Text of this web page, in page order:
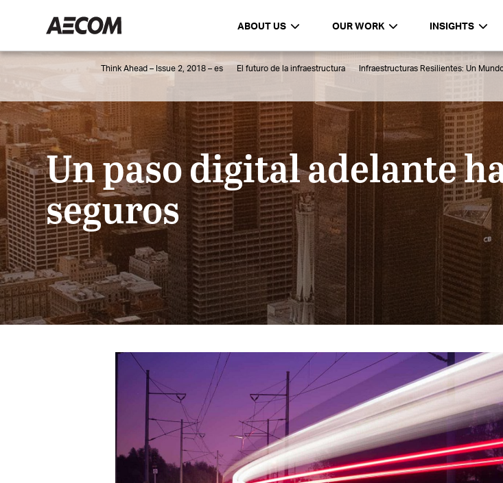
ABOUT US OUR WORK INSIGHTS
Think Ahead – Issue 2, 2018 – es El futuro de la infraestructura Infraestructuras Resilientes: Un
Un paso digital adelante
seguros